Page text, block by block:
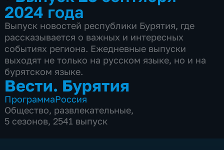
2024 года
Выпуск новостей республики Бурятия, где
рассказывается о важных и интересных
событиях региона. Ежедневные выпуски
выходят не только на русском языке, но и на
бурятском языке.
Вести. Бурятия
ПрограммаРоссия
Общество, развлекательные,
5 сезонов, 2541 выпуск